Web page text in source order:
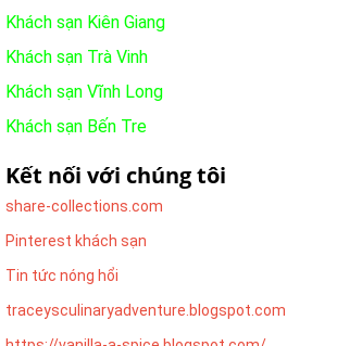
Khách sạn Kiên Giang
Khách sạn Trà Vinh
Khách sạn Vĩnh Long
Khách sạn Bến Tre
Kết nối với chúng tôi
share-collections.com
Pinterest khách sạn
Tin tức nóng hổi
traceysculinaryadventure.blogspot.com